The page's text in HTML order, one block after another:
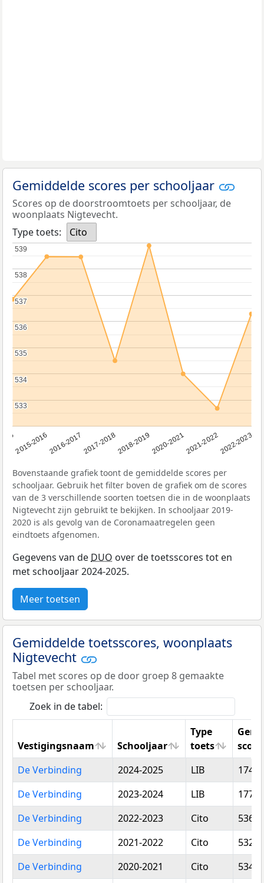
Gemiddelde scores per schooljaar
Scores op de doorstroomtoets per schooljaar, de
woonplaats Nigtevecht.
Type toets:
Cito
2015-20162016-20172017-20182018-20192020-20212021-20222022-2023
533
533
534
534
535
535
536
536
537
537
538
538
539
539
Bovenstaande grafiek toont de gemiddelde scores per
schooljaar. Gebruik het filter boven de grafiek om de scores
van de 3 verschillende soorten toetsen die in de woonplaats
Nigtevecht zijn gebruikt te bekijken. In schooljaar 2019-
2020 is als gevolg van de Coronamaatregelen geen
eindtoets afgenomen.
Gegevens van deDUO over de toetsscores tot en
met schooljaar 2024-2025.
Meer toetsen
Gemiddelde toetsscores, woonplaats
Nigtevecht
Tabel met scores op de door groep 8 gemaakte
toetsen per schooljaar.
Zoek in de tabel:
Vestigingsnaam Schooljaar
Type
toets
score
Vestigingsnaam
Schooljaar
Type
toets
score
De Verbinding 2024-2025 LIB
De Verbinding
2023-2024 LIB
De Verbinding
2022-2023 Cito
De Verbinding
2021-2022 Cito
De Verbinding
2020-2021 Cito